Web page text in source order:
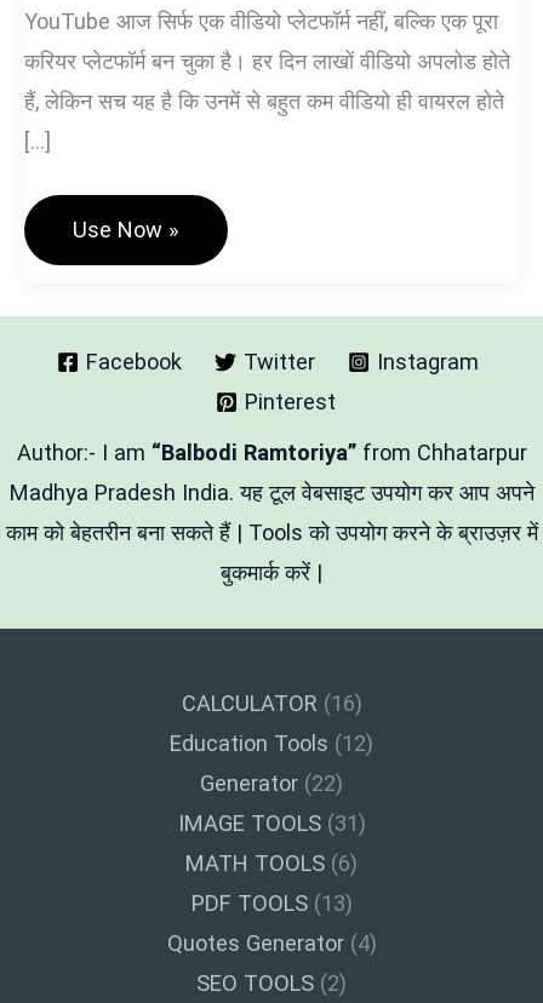
YouTube आज सिर्फ एक वीडियो प्लेटफॉर्म नहीं, बल्कि एक पूरा
करियर प्लेटफॉर्म बन चुका है। हर दिन लाखों वीडियो अपलोड होते
हैं, लेकिन सच यह है कि उनमें से बहुत कम वीडियो ही वायरल होते
[…]
Youtube
Generator
–
Smart
&
Tool
Use Now »
Facebook Twitter
Instagram
Pinterest
Author:- I am “Balbodi Ramtoriya” from Chhatarpur
Madhya Pradesh India. यह टूल वेबसाइट उपयोग कर आप अपने
काम को बेहतरीन बना सकते हैं | Tools को उपयोग करने के ब्राउज़र में
बुकमार्क करें |
CALCULATOR (16)
Education Tools (12)
Generator (22)
IMAGE TOOLS(31)
MATH TOOLS (6)
PDF TOOLS(13)
Quotes Generator(4)
SEO TOOLS (2)